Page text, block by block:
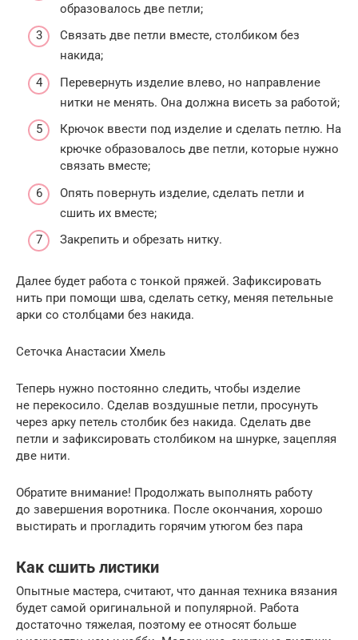
образовалось две петли;
Связать две петли вместе, столбиком без
накида;
Перевернуть изделие влево, но направление
нитки не менять. Она должна висеть за работой;
Крючок ввести под изделие и сделать петлю. На
крючке образовалось две петли, которые нужно
связать вместе;
Опять повернуть изделие, сделать петли и
сшить их вместе;
Закрепить и обрезать нитку.
Далее будет работа с тонкой пряжей. Зафиксировать
нить при помощи шва, сделать сетку, меняя петельные
арки со столбцами без накида.
Сеточка Анастасии Хмель
Теперь нужно постоянно следить, чтобы изделие
не перекосило. Сделав воздушные петли, просунуть
через арку петель столбик без накида. Сделать две
петли и зафиксировать столбиком на шнурке, зацепляя
две нити.
Обратите внимание! Продолжать выполнять работу
до завершения воротника. После окончания, хорошо
выстирать и прогладить горячим утюгом без пара
Как сшить листики
Опытные мастера, считают, что данная техника вязания
будет самой оригинальной и популярной. Работа
достаточно тяжелая, поэтому ее относят больше